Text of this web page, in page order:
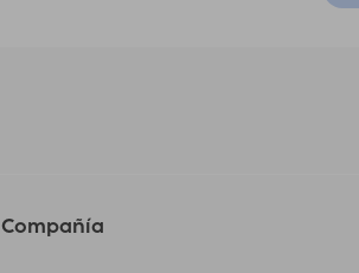
Compañía